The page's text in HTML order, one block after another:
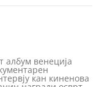
албум венеција
кан киненова